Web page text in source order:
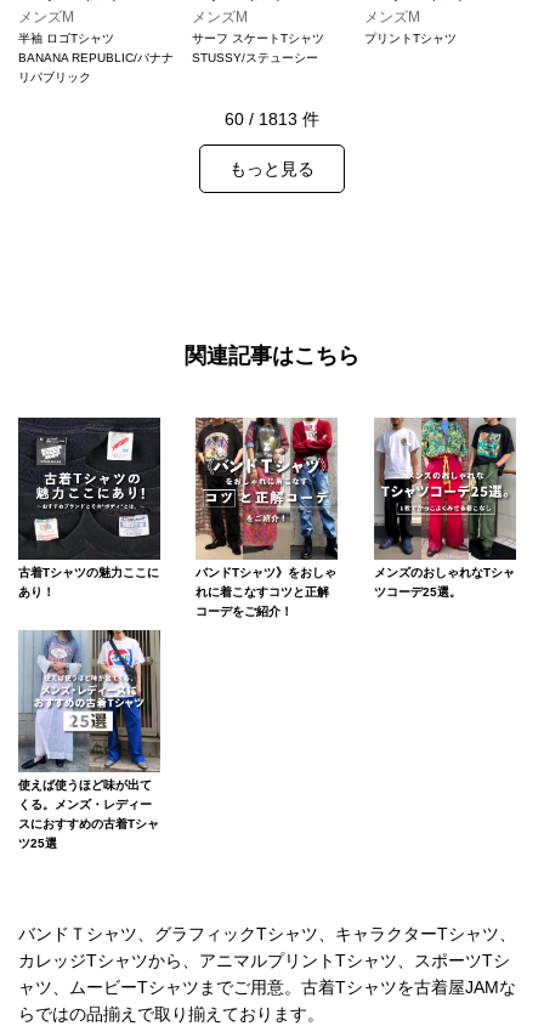
メンズM
半袖 ロゴTシャツ
BANANA REPUBLIC/バナナ
リパブリック
メンズM
サーフ スケートTシャツ
STUSSY/ステューシー
メンズM
プリントTシャツ
60 / 1813 件
もっと見る
関連記事はこちら
古着Tシャツの魅力ここに
あり！
バンドTシャツ》をおしゃ
れに着こなすコツと正解
コーデをご紹介！
メンズのおしゃれなTシャ
ツコーデ25選。
使えば使うほど味が出て
くる。メンズ・レディー
スにおすすめの古着Tシャ
ツ25選
バンドＴシャツ、グラフィックTシャツ、キャラクターTシャツ、
カレッジTシャツから、アニマルプリントTシャツ、スポーツTシ
ャツ、ムービーTシャツまでご用意。古着Tシャツを古着屋JAMな
らではの品揃えで取り揃えております。